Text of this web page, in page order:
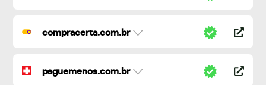
compracerta.com.br
paguemenos.com.br